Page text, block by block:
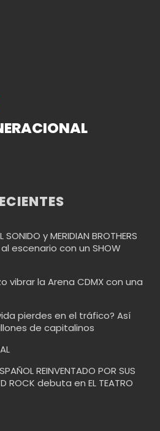
SONIDO y MERIDIAN BROTHERS
al escenario con un SHOW
vibrar la Arena CDMX con una
pierdes en el tráfico? Así
de capitalinos
REINVENTADO POR SUS
ROCK debuta en EL TEATRO